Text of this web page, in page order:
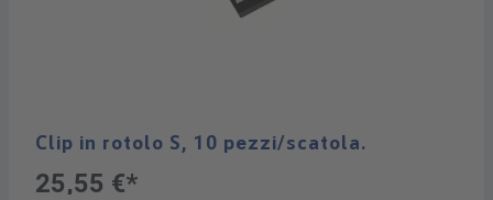
Clip in rotolo S, 10 pezzi/scatola.
25,55 €*